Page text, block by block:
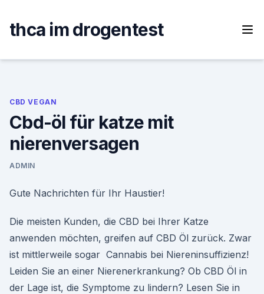
content
thca im drogentest
CBD VEGAN
Cbd-öl für katze mit
nierenversagen
ADMIN
Gute Nachrichten für Ihr Haustier!
Die meisten Kunden, die CBD bei Ihrer Katze
anwenden möchten, greifen auf CBD Öl zurück. Zwar
ist mittlerweile sogar Cannabis bei Niereninsuffizienz!
Leiden Sie an einer Nierenerkrankung? Ob CBD Öl in
der Lage ist, die Symptome zu lindern? Lesen Sie in